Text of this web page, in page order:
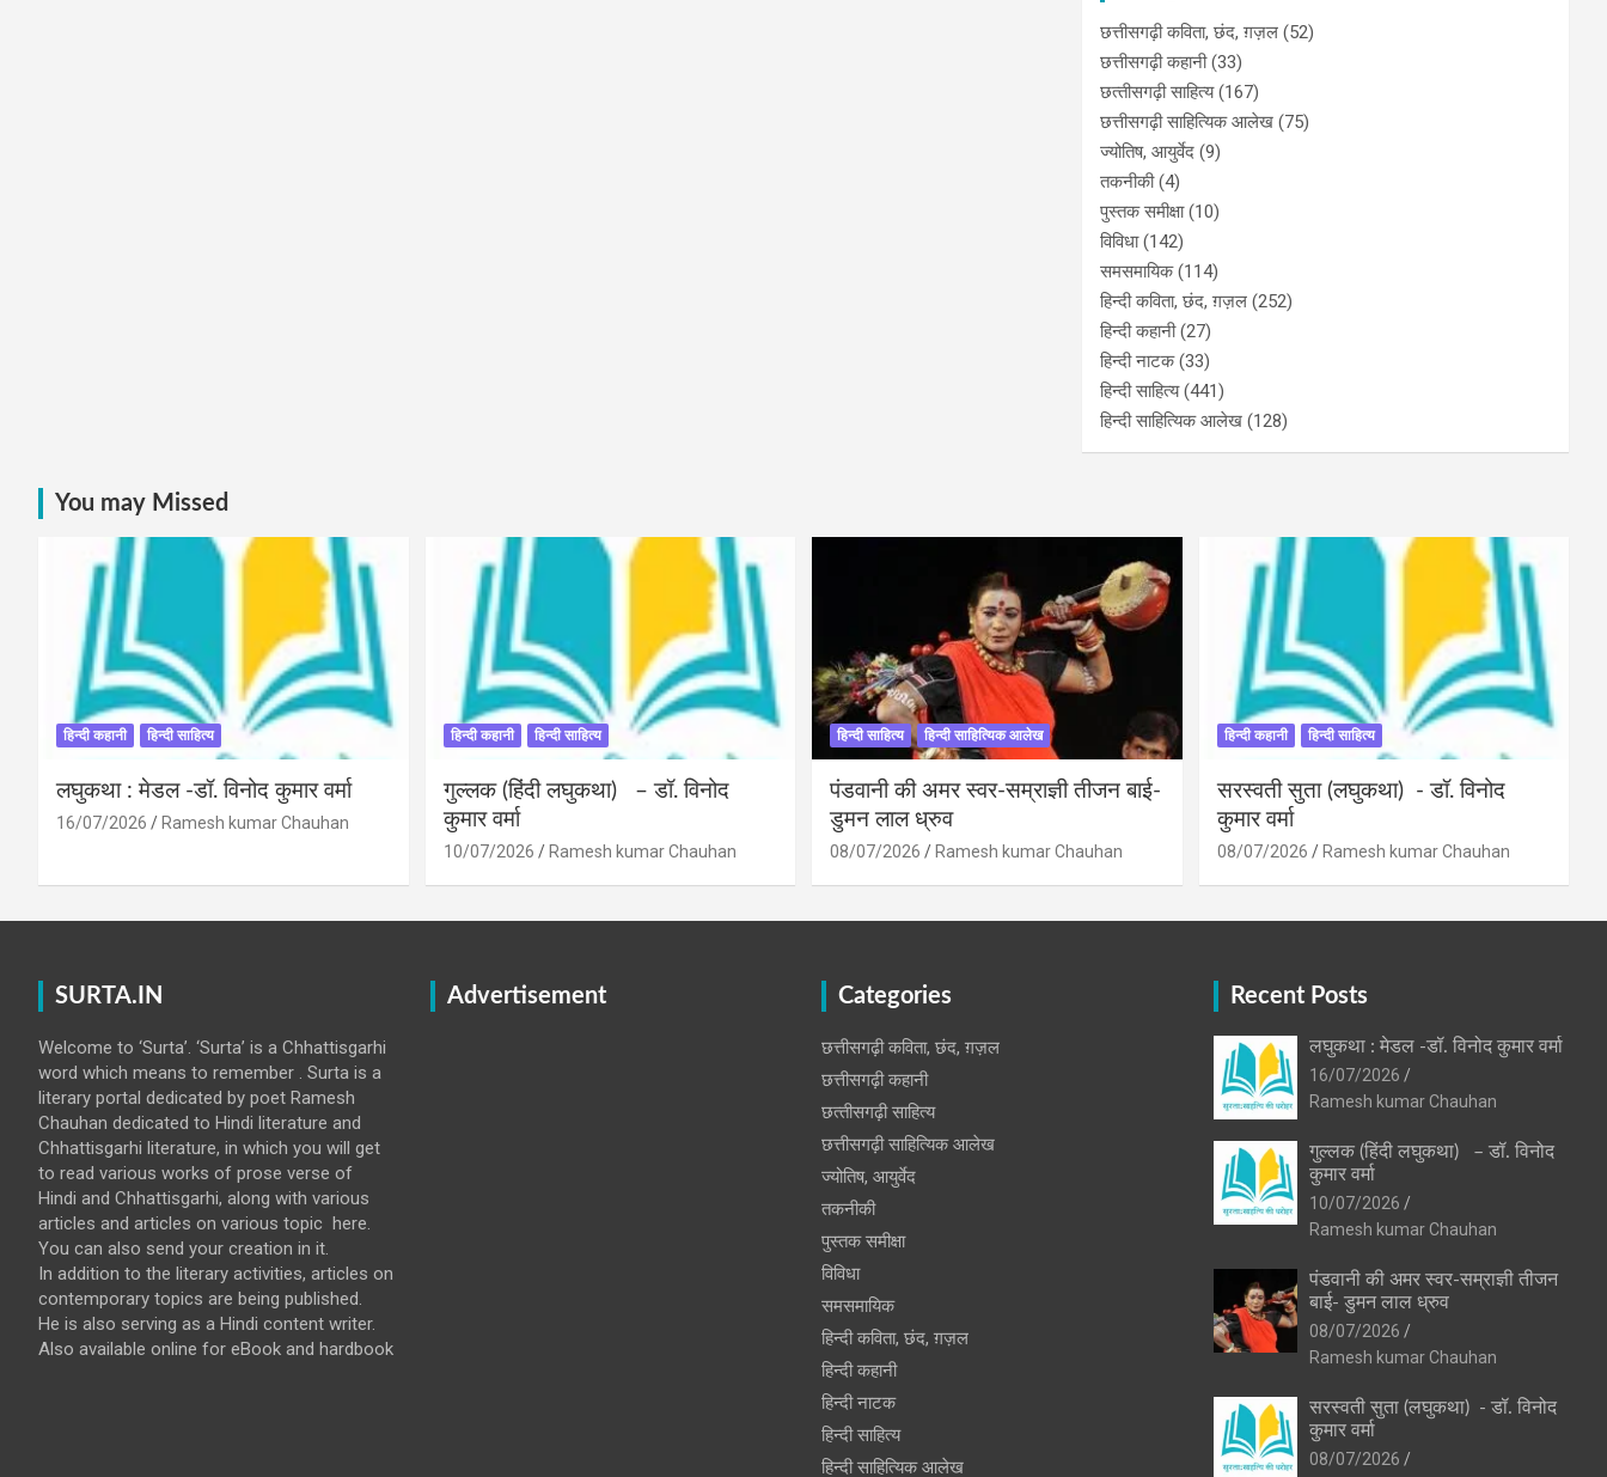
छत्तीसगढ़ी कविता, छंद, ग़ज़ल (52)
छत्तीसगढ़ी कहानी(33)
छत्‍तीसगढ़ी साहित्‍य(167)
छत्तीसगढ़ी साहित्यिक आलेख (75)
ज्योतिष, आयुर्वेद (9)
तकनीकी(4)
पुस्‍तक समीक्षा(10)
विविधा(142)
समसमायिक(114)
हिन्दी कविता, छंद, ग़ज़ल (252)
हिन्दी कहानी(27)
हिन्‍दी नाटक(33)
हिन्दी साहित्य(441)
हिन्दी साहित्यिक आलेख (128)
You may Missed
हिन्दी कहानी हिन्दी साहित्य
लघुकथा : मेडल -डॉ. विनोद कुमार वर्मा
16/07/2026 Ramesh kumar Chauhan
हिन्दी कहानी हिन्दी साहित्य
गुल्लक (हिंदी लघुकथा) – डॉ. विनोद
कुमार वर्मा
10/07/2026 Ramesh kumar Chauhan
हिन्दी साहित्य हिन्दी साहित्यिक आलेख
पंडवानी की अमर स्वर-सम्राज्ञी तीजन बाई-
डुमन लाल ध्रुव
08/07/2026 Ramesh kumar Chauhan
हिन्दी कहानी हिन्दी साहित्य
सरस्वती सुता (लघुकथा) ​- डॉ. विनोद
कुमार वर्मा
08/07/2026 Ramesh kumar Chauhan
SURTA.IN
Welcome to ‘Surta’. ‘Surta’ is a Chhattisgarhi
word which means to remember . Surta is a
literary portal dedicated by poet Ramesh
Chauhan dedicated to Hindi literature and
Chhattisgarhi literature, in which you will get
to read various works of prose verse of
Hindi and Chhattisgarhi, along with various
articles and articles on various topic here.
You can also send your creation in it.
In addition to the literary activities, articles on
contemporary topics are being published.
He is also serving as a Hindi content writer.
Also available online for eBook and hardbook
Advertisement Categories
छत्तीसगढ़ी कविता, छंद, ग़ज़ल
छत्तीसगढ़ी कहानी
छत्‍तीसगढ़ी साहित्‍य
छत्तीसगढ़ी साहित्यिक आलेख
ज्योतिष, आयुर्वेद
तकनीकी
पुस्‍तक समीक्षा
विविधा
समसमायिक
हिन्दी कविता, छंद, ग़ज़ल
हिन्दी कहानी
हिन्‍दी नाटक
हिन्दी साहित्य
हिन्दी साहित्यिक आलेख
Recent Posts
लघुकथा : मेडल -डॉ. विनोद कुमार वर्मा
16/07/2026
Ramesh kumar Chauhan
गुल्लक (हिंदी लघुकथा) – डॉ. विनोद
कुमार वर्मा
10/07/2026
Ramesh kumar Chauhan
पंडवानी की अमर स्वर-सम्राज्ञी तीजन
बाई- डुमन लाल ध्रुव
08/07/2026
Ramesh kumar Chauhan
सरस्वती सुता (लघुकथा) ​- डॉ. विनोद
कुमार वर्मा
08/07/2026